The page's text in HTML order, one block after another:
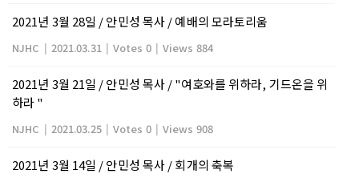
2021년 3월 28일 / 안민성 목사 / 예배의 모라토리움
NJHC | 2021.03.31 | Votes 0 | Views 884
2021년 3월 21일 / 안민성 목사 / "여호와를 위하라, 기드온을 위
하라 "
NJHC | 2021.03.25 | Votes 0 | Views 908
2021년 3월 14일 / 안민성 목사 / 회개의 축복